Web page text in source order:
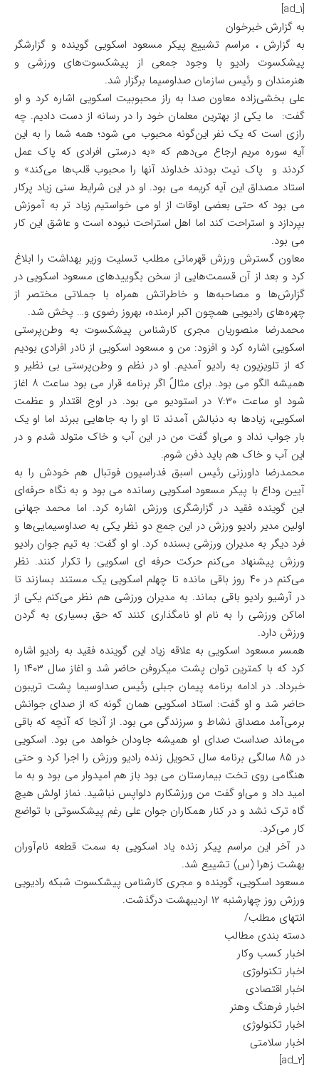
[ad_1]
به گزارش خبرخوان
به گزارش ، مراسم تشییع پیکر مسعود اسکویی گوینده و گزارشگر
پیشکسوت رادیو با وجود جمعی از پیشکسوت‌های ورزشی و
هنرمندان و رئیس سازمان صداوسیما برگزار شد.
علی بخشی‌زاده معاون صدا به راز محبوبیت اسکویی اشاره کرد و او
گفت: ما یکی از بهترین معلمان خود را در رسانه از دست دادیم. چه
رازی است که یک نفر این‌گونه محبوب می شود؛ همه شما را به این
آیه سوره مریم ارجاع می‌دهم که «به درستی افرادی که پاک عمل
کردند و پاک نیت بودند خداوند آنها را محبوب قلب‌ها می‌کند» و
استاد مصداق این آیه کریمه می بود. او در این شرایط سنی زیاد پرکار
می بود که حتی بعضی اوقات از او می خواستیم زیاد تر به آموزش
بپردازد و استراحت کند اما اهل استراحت نبوده است و عاشق این کار
می بود.
معاون گسترش ورزش قهرمانی مطلب تسلیت وزیر بهداشت را ابلاغ
کرد و بعد از آن قسمت‌هایی از سخن بگویید‌های مسعود اسکویی در
گزارش‌ها و مصاحبه‌ها و خاطراتش همراه با جملاتی مختصر از
چهره‌های رادیویی همچون اکبر ارمنده، بهروز رضوی و… پخش شد.
محمدرضا منصوریان مجری کارشناس پیشکسوت به وطن‌پرستی
اسکویی اشاره کرد و افزود: من و مسعود اسکویی از نادر افرادی بودیم
که از تلویزیون به رادیو آمدیم. او در نظم و وطن‌پرستی بی نظیر و
همیشه الگو می بود. برای مثالً اگر برنامه قرار می بود ساعت ۸ اغاز
شود او ساعت ۷:۳۰ در استودیو می بود. در اوج اقتدار و عظمت
اسکویی، زیاد‌ها به دنبالش آمدند تا او را به جاهایی ببرند اما او یک
بار جواب نداد و می‌او گفت من در این آب و خاک متولد شدم و در
این آب و خاک هم باید دفن شوم.
محمدرضا داورزنی رئیس اسبق فدراسیون فوتبال هم خودش را به
آیین وداع با پیکر مسعود اسکویی رسانده می بود و به نگاه حرفه‌ای
این گوینده فقید در گزارشگری ورزش اشاره کرد. اما محمد جهانی
اولین مدیر رادیو ورزش در این جمع دو نظر یکی به صداوسیمایی‌ها و
فرد دیگر به مدیران ورزشی بسنده کرد. او او گفت: به تیم جوان رادیو
ورزش پیشنهاد می‌کنم حرکت حرفه ای اسکویی را تکرار کنند. نظر
می‌کنم در ۴۰ روز باقی مانده تا چهلم اسکویی یک مستند بسازند تا
در آرشیو رادیو باقی بماند. به مدیران ورزشی هم نظر می‌کنم یکی از
اماکن ورزشی را به نام او نامگذاری کنند که حق بسیاری به گردن
ورزش دارد.
همسر مسعود اسکویی به علاقه زیاد این گوینده فقید به رادیو اشاره
کرد که با کمترین توان پشت میکروفن حاضر شد و اغاز سال ۱۴۰۳ را
خبرداد. در ادامه برنامه پیمان جبلی رئیس صداوسیما پشت تریبون
حاضر شد و او گفت: استاد اسکویی همان گونه که از صدای جوانش
برمی‌آمد مصداق نشاط و سرزندگی می بود. از آنجا که آنچه که باقی
می‌ماند صداست صدای او همیشه جاودان خواهد می بود. اسکویی
در ۸۵ سالگی برنامه سال تحویل زنده رادیو ورزش را ‌اجرا کرد و حتی
هنگامی روی تخت بیمارستان می بود باز هم امیدوار می بود و به ما
امید داد و می‌او گفت من ورزشکارم دلواپس نباشید. نماز اولش هیچ
گاه ترک نشد و در کنار همکاران جوان علی رغم پیشکسوتی با تواضع
کار می‌کرد.
در آخر این مراسم پیکر زنده یاد اسکویی به سمت قطعه نام‌آوران
بهشت زهرا (س) تشییع شد.
مسعود اسکویی، گوینده و مجری کارشناس پیشکسوت شبکه رادیویی
ورزش روز چهارشنبه ۱۲ اردیبهشت درگذشت.
انتهای مطلب/
دسته بندی مطالب
اخبار کسب وکار
اخبار تکنولوژی
اخبار اقتصادی
اخبار فرهنگ وهنر
اخبار تکنولوژی
اخبار سلامتی
[ad_2]